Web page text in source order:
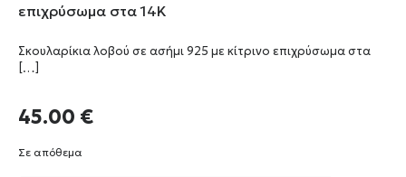
επιχρύσωμα στα 14Κ
Σκουλαρίκια λοβού σε ασήμι 925 με κίτρινο επιχρύσωμα στα
[…]
45.00 €
Σε απόθεμα